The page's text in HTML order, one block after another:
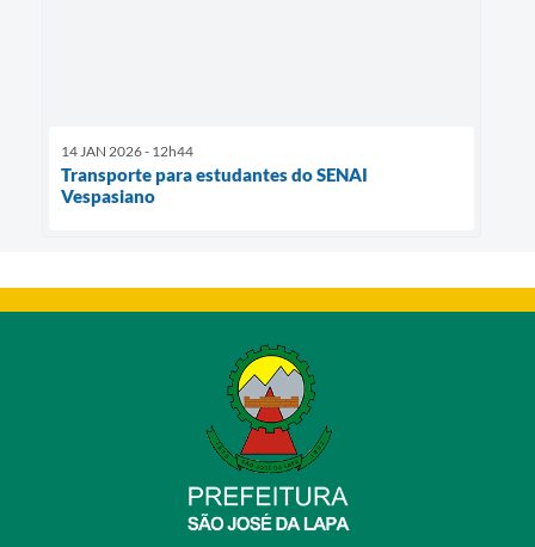
14 JAN 2026 - 12h44
Transporte para estudantes do SENAI
Vespasiano